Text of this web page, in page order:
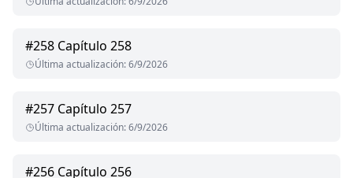
#258 Capítulo 258
Última actualización:6/9/2026
#257 Capítulo 257
Última actualización:6/9/2026
#256 Capítulo 256